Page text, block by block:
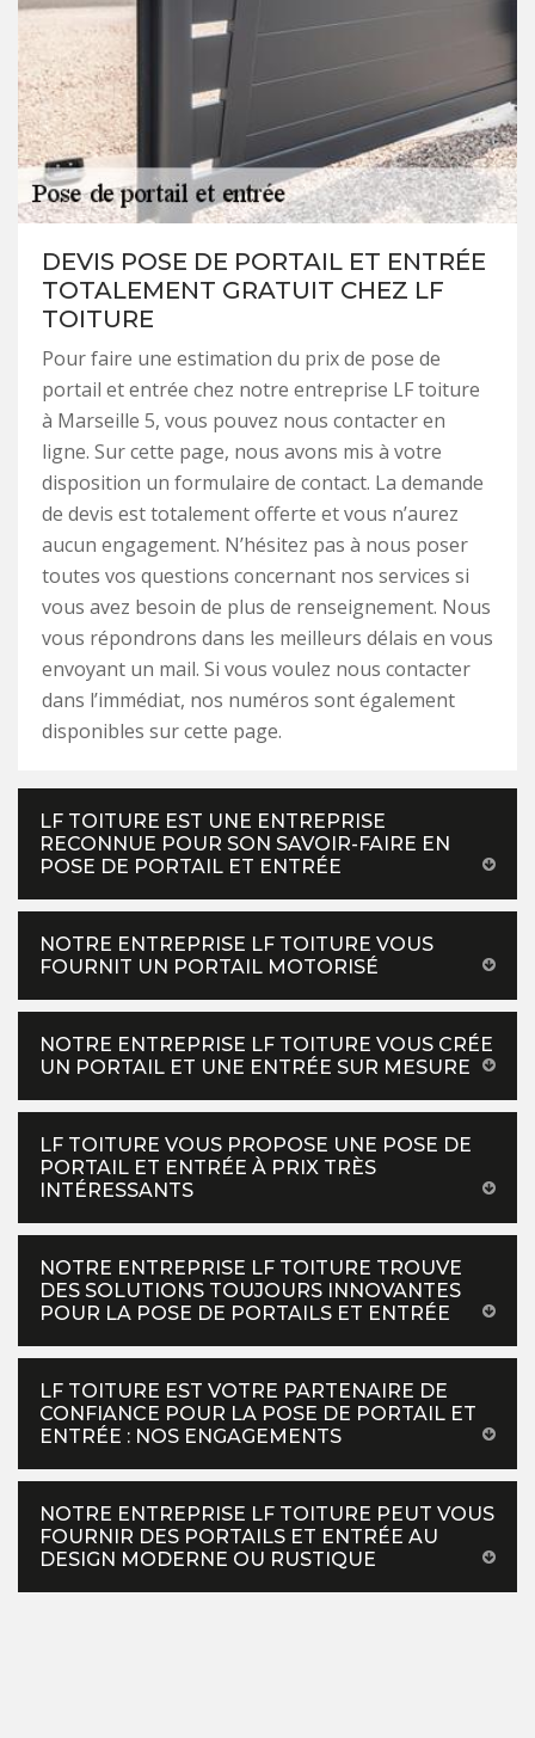
DEVIS POSE DE PORTAIL ET ENTRÉE
TOTALEMENT GRATUIT CHEZ LF
TOITURE
Pour faire une estimation du prix de pose de
portail et entrée chez notre entreprise LF toiture
à Marseille 5, vous pouvez nous contacter en
ligne. Sur cette page, nous avons mis à votre
disposition un formulaire de contact. La demande
de devis est totalement offerte et vous n’aurez
aucun engagement. N’hésitez pas à nous poser
toutes vos questions concernant nos services si
vous avez besoin de plus de renseignement. Nous
vous répondrons dans les meilleurs délais en vous
envoyant un mail. Si vous voulez nous contacter
dans l’immédiat, nos numéros sont également
disponibles sur cette page.
LF TOITURE EST UNE ENTREPRISE
RECONNUE POUR SON SAVOIR-FAIRE EN
POSE DE PORTAIL ET ENTRÉE
NOTRE ENTREPRISE LF TOITURE VOUS
FOURNIT UN PORTAIL MOTORISÉ
NOTRE ENTREPRISE LF TOITURE VOUS CRÉE
UN PORTAIL ET UNE ENTRÉE SUR MESURE
LF TOITURE VOUS PROPOSE UNE POSE DE
PORTAIL ET ENTRÉE À PRIX TRÈS
INTÉRESSANTS
NOTRE ENTREPRISE LF TOITURE TROUVE
DES SOLUTIONS TOUJOURS INNOVANTES
POUR LA POSE DE PORTAILS ET ENTRÉE
LF TOITURE EST VOTRE PARTENAIRE DE
CONFIANCE POUR LA POSE DE PORTAIL ET
ENTRÉE : NOS ENGAGEMENTS
NOTRE ENTREPRISE LF TOITURE PEUT VOUS
FOURNIR DES PORTAILS ET ENTRÉE AU
DESIGN MODERNE OU RUSTIQUE